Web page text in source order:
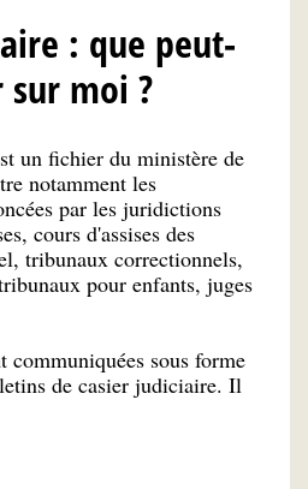
: que peut-
moi ?
un fichier du ministère de
notamment les
par les juridictions
cours d'assises des
tribunaux correctionnels,
pour enfants, juges
communiquées sous forme
de casier judiciaire. Il